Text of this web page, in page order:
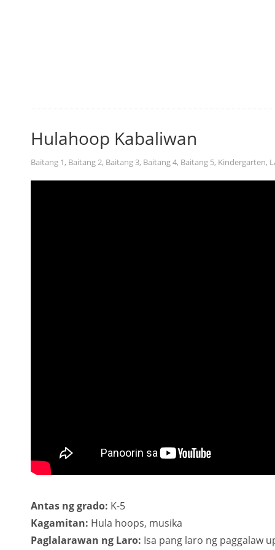
Hulahoop Kabaliwan
Baitang 1, Baitang 2, Baitang 3, Baitang 4, Baitang 5, Kindergarten,
Antas ng grado: K-5
Kagamitan: Hula hoops, musika
Paglalarawan ng Laro: Isa pang laro ng paggalaw